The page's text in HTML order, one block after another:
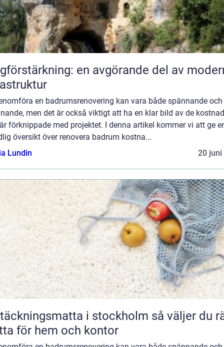
en avgörande del av
en badrumsrenovering kan vara både spännande och
men det är också viktigt att ha en klar bild av de
förknippade med projektet. I denna artikel kommer vi att ge
översikt över renovera badrum kostna...
Lundin
20 juni
i stockholm så väljer du rätt
för hem och kontor